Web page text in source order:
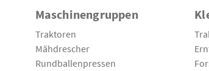
Maschinengruppen
Traktoren
Mähdrescher
Rundballenpressen